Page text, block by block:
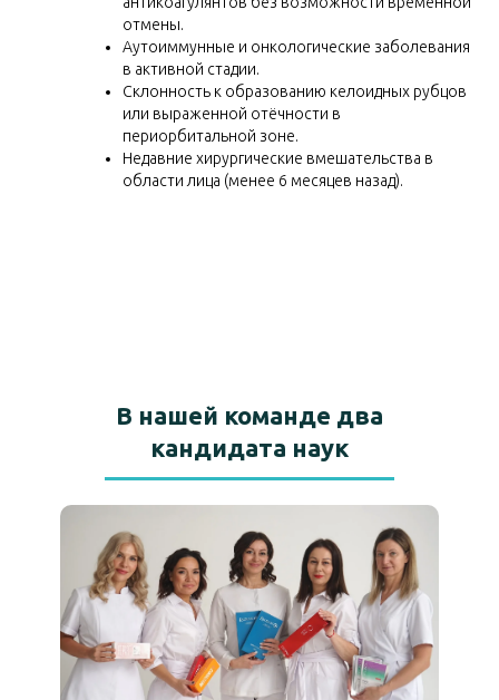
отмены.
Аутоиммунные и онкологические заболевания
в активной стадии.
Склонность к образованию келоидных рубцов
или выраженной отёчности в
периорбитальной зоне.
Недавние хирургические вмешательства в
области лица (менее 6 месяцев назад).
В нашей команде два
кандидата наук